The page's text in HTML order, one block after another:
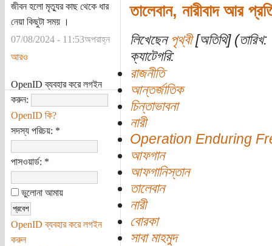
জীবন হলো মৃত্যুর কাছ থেকে ধার
নেয়া কিছুটা সময় ।
07/08/2024 - 11:53অপরাহ্ন
আরও
OpenID ব্যবহার করে লগইন
করুন:
OpenID কি?
সদস্য পরিচয়: *
পাসওয়ার্ড: *
ভুলোনা আমায়
OpenID ব্যবহার করে লগইন
করুন
তালেবান, নারীবাদ আর
লিখেছেন পৃথ্বী[অতিথি]
ক্যাটেগরি:
রাজনীতি
আন্তর্জাতিক
চিন্তাভাবনা
নারী
Operation Enduring
আফগান
আফগানিস্তান
তালেবান
নারী
বোরকা
সাবা মাহমুদ